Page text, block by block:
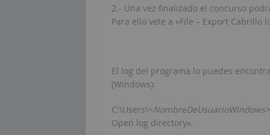
2.- Una vez finalizado el concurso
Para ello vete a «File – Export Cabrillo
El log del programa lo puedes
(Windows):
C:\Users\<NombreDeUsuarioWindows>
Open log directory».